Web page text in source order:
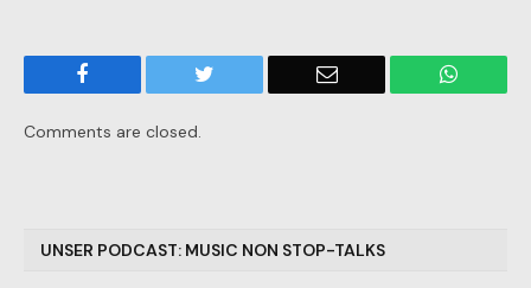
Email
Comments are closed.
UNSER PODCAST: MUSIC NON STOP-TALKS